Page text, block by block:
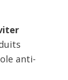
anti-